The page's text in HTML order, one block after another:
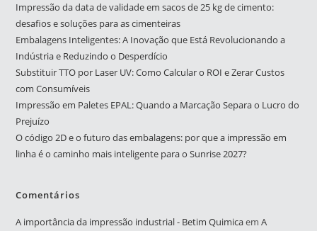
Impressão da data de validade em sacos de 25 kg de cimento:
desafios e soluções para as cimenteiras
Embalagens Inteligentes: A Inovação que Está Revolucionando a
Indústria e Reduzindo o Desperdício
Substituir TTO por Laser UV: Como Calcular o ROI e Zerar Custos
com Consumíveis
Impressão em Paletes EPAL: Quando a Marcação Separa o Lucro do
Prejuízo
O código 2D e o futuro das embalagens: por que a impressão em
linha é o caminho mais inteligente para o Sunrise 2027?
Comentários
A importância da impressão industrial - Betim QuimicaemA